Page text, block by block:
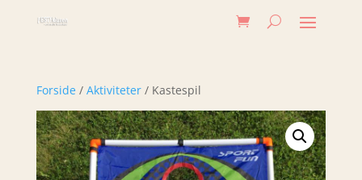
Forside/ Aktiviteter/ Kastespil